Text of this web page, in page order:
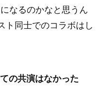
なるのかなと思うん
ト同士でのコラボはし
の共演はなかった